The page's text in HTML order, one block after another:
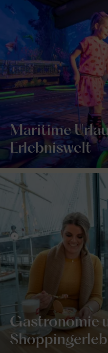
Maritime
Erlebniswelt
Gastronomie